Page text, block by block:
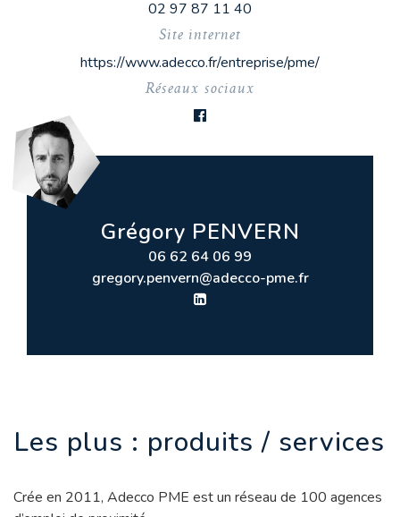
02 97 87 11 40
Site internet
https://www.adecco.fr/entreprise/pme/
Réseaux sociaux
Grégory PENVERN
06 62 64 06 99
gregory.penvern@adecco-pme.fr
Les plus : produits / services
Crée en 2011, Adecco PME est un réseau de 100 agences